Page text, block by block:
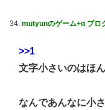
す」
を楽しむ陰湿な趣
こ好きすぎるｗｗ
伊藤裕樹、次戦勝
34: mutyunのゲーム+α ブロ
>>1
文字小さいのはほ
なんであんなに小